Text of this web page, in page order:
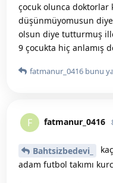
çocuk olunca doktorlar
düşünmüyomusun
olsun diye tutturmuş
9 çocukta hiç anlamış
fatmanur_0416 bunu
F fatmanur_0416
Bahtsizbedevi_
adam futbol takımı